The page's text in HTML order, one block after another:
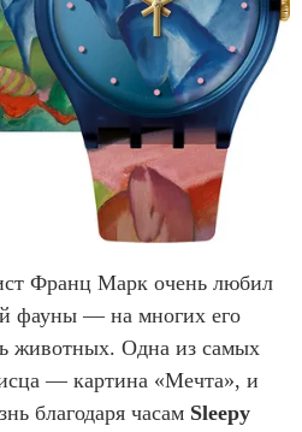
Франц Марк очень любил
фауны — на многих его
животных. Одна из самых
— картина «Мечта», и
благодаря часам Sleepy